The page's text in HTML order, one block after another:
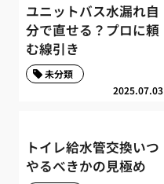
ユニットバス水漏れ自
分で直せる？プロに頼
む線引き
2025.07.03
未分類
トイレ給水管交換いつ
やるべきかの見極め